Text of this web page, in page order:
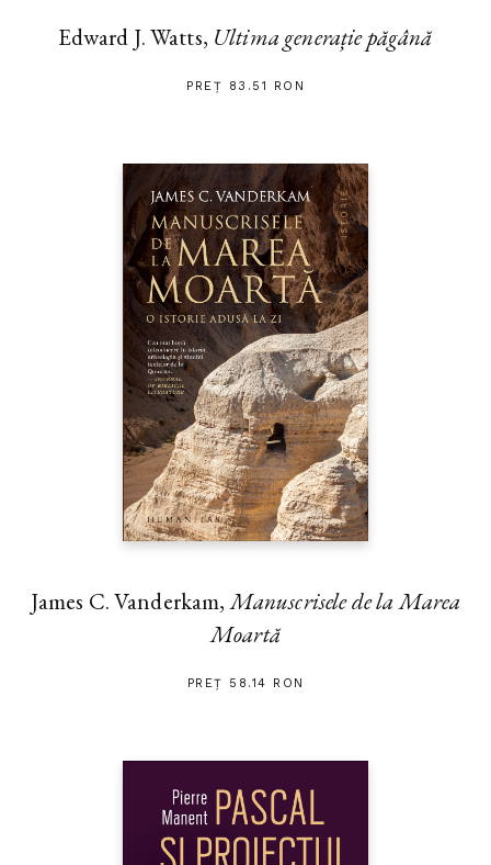
Edward J. Watts, Ultima generație păgână
PREȚ 83.51 RON
James C. Vanderkam,Manuscrisele de la Marea
Moartă
PREȚ 58.14 RON